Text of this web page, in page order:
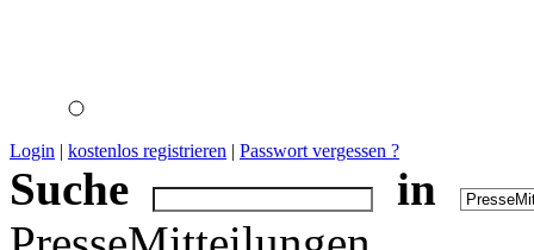
Login | kostenlos registrieren | Passwort vergessen ?
Suche
in